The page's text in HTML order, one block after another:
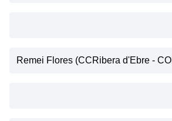
Remei Flores (CCRibera d'Ebre -